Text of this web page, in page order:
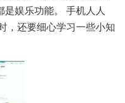
娱乐功能。 手机人人
，还要细心学习一些小知